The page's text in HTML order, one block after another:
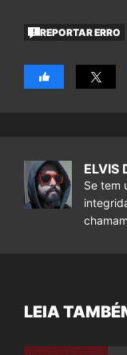
REPORTAR ERRO
ELVIS
Se tem
LEIA